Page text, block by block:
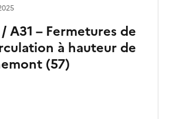
A31 – Fermetures de
à hauteur de
(57)